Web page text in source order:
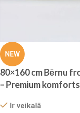
NEW
80×160 cm Bērnu
– Premium
Ir veikalā